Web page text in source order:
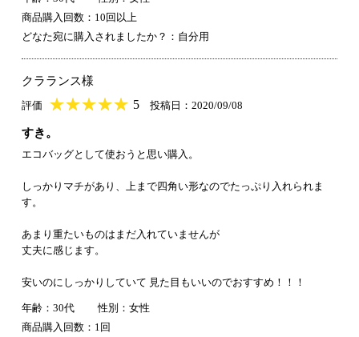
商品購入回数：10回以上
どなた宛に購入されましたか？：自分用
クラランス様
評価 ★★★★★
★★★★★ 5 投稿日：2020/09/08
すき。
エコバッグとして使おうと思い購入。
しっかりマチがあり、上まで四角い形なのでたっぷり入れられま
す。
あまり重たいものはまだ入れていませんが
丈夫に感じます。
安いのにしっかりしていて 見た目もいいのでおすすめ！！！
年齢：30代
性別：女性
商品購入回数：1回